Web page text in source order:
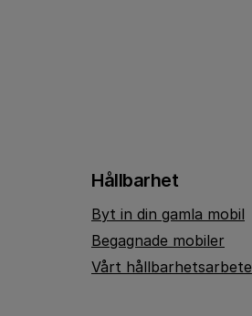
Hållbarhet
Byt in din gamla mobil
Begagnade mobiler
Vårt hållbarhetsarbete